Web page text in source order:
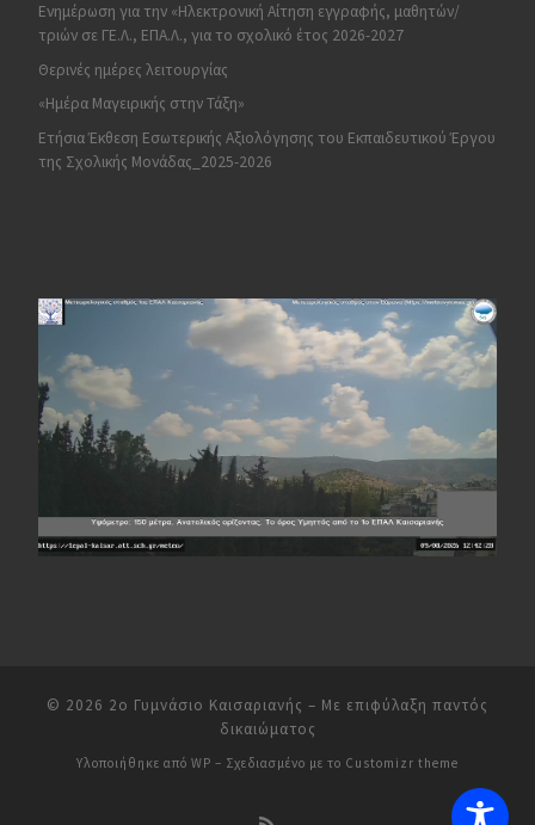
Ενημέρωση για την «Ηλεκτρονική Αίτηση εγγραφής, μαθητών/
τριών σε ΓΕ.Λ., ΕΠΑ.Λ., για το σχολικό έτος 2026-2027
Θερινές ημέρες λειτουργίας
«Ημέρα Μαγειρικής στην Τάξη»
Ετήσια Έκθεση Εσωτερικής Αξιολόγησης του Εκπαιδευτικού Έργου
της Σχολικής Μονάδας_2025-2026
© 2026 2ο Γυμνάσιο Καισαριανής – Με επιφύλαξη παντός
δικαιώματος
Υλοποιήθηκε από WP – Σχεδιασμένο με το Customizr theme